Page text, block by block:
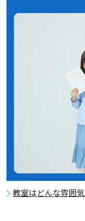
教室はどんな雰囲